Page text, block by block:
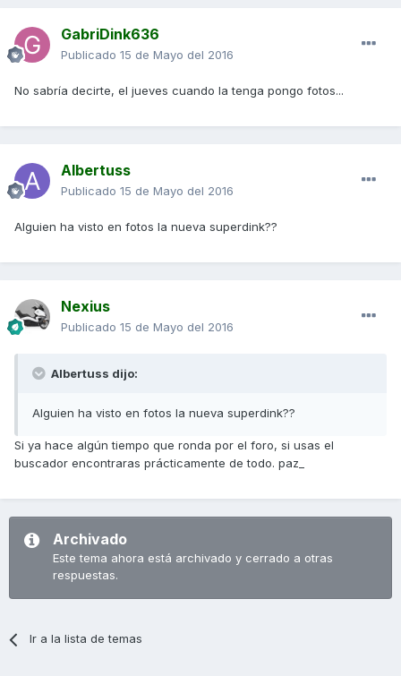
GabriDink636
Publicado 15 de Mayo del 2016
No sabría decirte, el jueves cuando la tenga pongo fotos...
Albertuss
Publicado 15 de Mayo del 2016
Alguien ha visto en fotos la nueva superdink??
Nexius
Publicado 15 de Mayo del 2016
Albertuss dijo:
Alguien ha visto en fotos la nueva superdink??
Si ya hace algún tiempo que ronda por el foro, si usas el
buscador encontraras prácticamente de todo. paz_
Archivado
Este tema ahora está archivado y cerrado a otras
respuestas.
Ir a la lista de temas